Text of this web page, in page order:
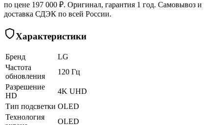
по цене 197 000 ₽. Оригинал, гарантия 1 год. Самовывоз и
доставка СДЭК по всей России.
Характеристики
Бренд
LG
Частота
обновления
120 Гц
Разрешение
HD
4K UHD
Тип подсветки OLED
Технология
OLED